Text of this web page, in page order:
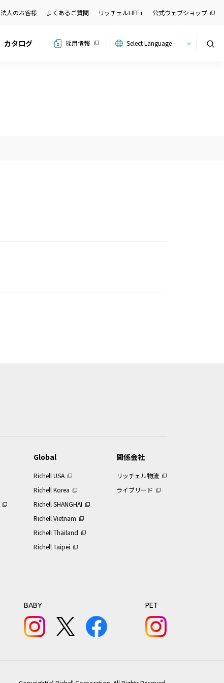
法人のお客様 よくあるご質問 リッチェルLIFE+ 公式ウェブショップ
カタログ 採用情報
Global
Richell USA
Richell Korea
Richell SHANGHAI
Richell Vietnam
Richell Thailand
Richell Taipei
関係会社
リッチェル物流
ライブリード
BABY PET